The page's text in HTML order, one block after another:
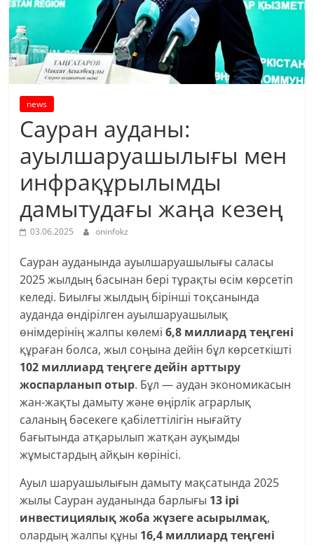
news
Сауран ауданы:
ауылшаруашылығы мен
инфрақұрылымды
дамытудағы жаңа кезең
03.06.2025 oninfokz
Сауран ауданында ауылшаруашылығы саласы
2025 жылдың басынан бері тұрақты өсім көрсетіп
келеді. Биылғы жылдың бірінші тоқсанында
ауданда өндірілген ауылшаруашылық
өнімдерінің жалпы көлемі6,8 миллиард теңгені
құраған болса, жыл соңына дейін бұл көрсеткішті
102 миллиард теңгеге дейін арттыру
жоспарланып отыр. Бұл — аудан экономикасын
жан-жақты дамыту және өңірлік аграрлық
саланың бәсекеге қабілеттілігін нығайту
бағытында атқарылып жатқан ауқымды
жұмыстардың айқын көрінісі.
Ауыл шаруашылығын дамыту мақсатында 2025
жылы Сауран ауданында барлығы 13 ірі
инвестициялық жоба жүзеге асырылмақ,
олардың жалпы құны 16,4 миллиард теңгені